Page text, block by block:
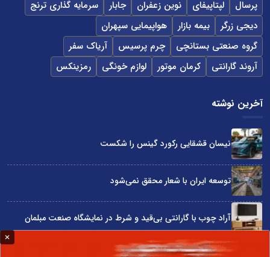
پرسال
لپتاپیفای نوین زعفران جابار
سرمایه گذاری ترنج
دیجی زرگر
بیمه بازار
هواپیمایی سپهران
گروه صنعتی بستانچی
چرم پرسیس
آریاک سفر
آروند گارانتی
کرمان موتور لوازم خونگی رمزینکس
آخرین نوشته
نیسان قشقایی رکورد گینس را شکست
توسعه ایران با شعار محقق نمی‌شود
آراد چوب با گارانتی بی‌قید و شرط در نمایشگاه صنعت مبلمان